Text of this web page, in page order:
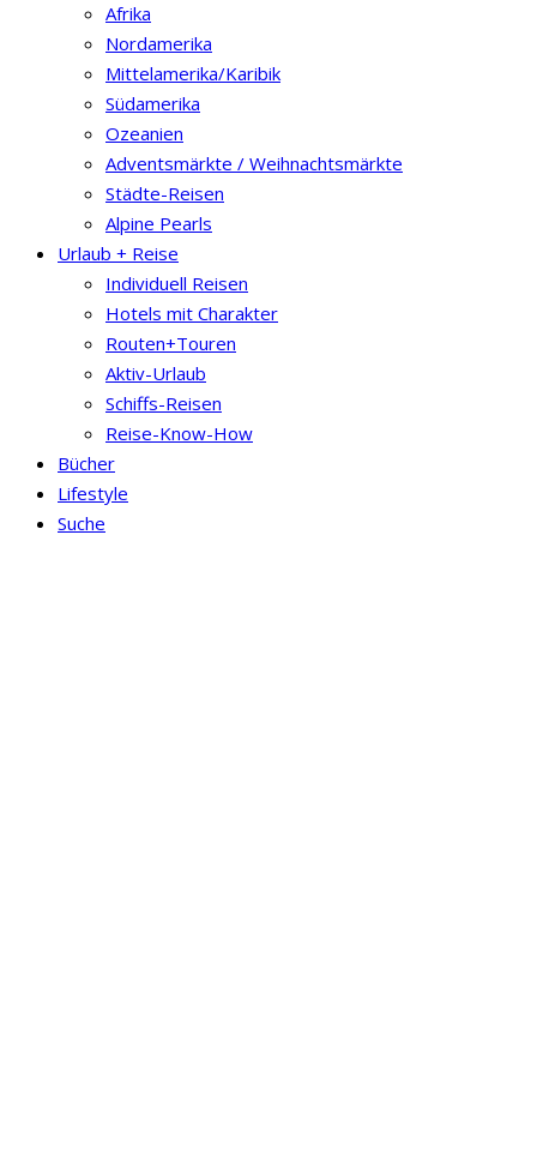
Afrika
Nordamerika
Mittelamerika/Karibik
Südamerika
Ozeanien
Adventsmärkte / Weihnachtsmärkte
Städte-Reisen
Alpine Pearls
Urlaub + Reise
Individuell Reisen
Hotels mit Charakter
Routen+Touren
Aktiv-Urlaub
Schiffs-Reisen
Reise-Know-How
Bücher
Lifestyle
Suche